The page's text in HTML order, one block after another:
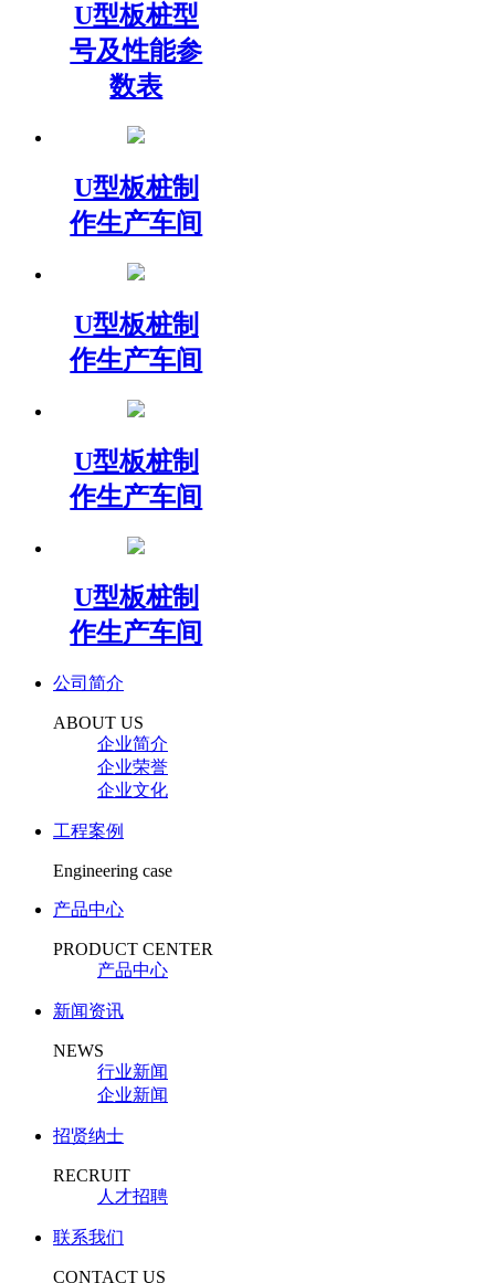
U型板桩型
号及性能参
数表
U型板桩制
作生产车间
U型板桩制
作生产车间
U型板桩制
作生产车间
U型板桩制
作生产车间
公司简介
ABOUT US
企业简介
企业荣誉
企业文化
工程案例
Engineering case
产品中心
PRODUCT CENTER
产品中心
新闻资讯
NEWS
行业新闻
企业新闻
招贤纳士
RECRUIT
人才招聘
联系我们
CONTACT US